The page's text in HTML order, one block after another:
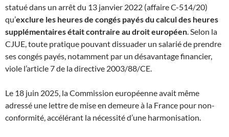
statué dans un arrêt du 13 janvier 2022 (affaire C-514/20)
qu’exclure les heures de congés payés du calcul des heures
supplémentaires était contraire au droit européen . Selon la
CJUE, toute pratique pouvant dissuader un salarié de prendre
ses congés payés, notamment par un désavantage financier,
viole l’article 7 de la directive 2003/88/CE.
Le 18 juin 2025, la Commission européenne avait même
adressé une lettre de mise en demeure à la France pour non-
conformité, accélérant la nécessité d’une harmonisation.